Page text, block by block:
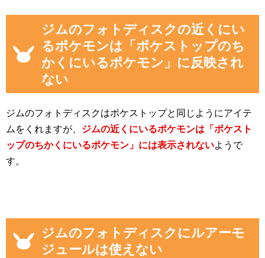
ジムのフォトディスクの近くにい
るポケモンは「ポケストップのち
かくにいるポケモン」に反映され
ない
ジムのフォトディスクはポケストップと同じようにアイテ
ムをくれますが、 ジムの近くにいるポケモンは「ポケスト
ップのちかくにいるポケモン」には表示されないようで
す。
ジムのフォトディスクにルアーモ
ジュールは使えない